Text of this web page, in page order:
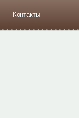
Контакты